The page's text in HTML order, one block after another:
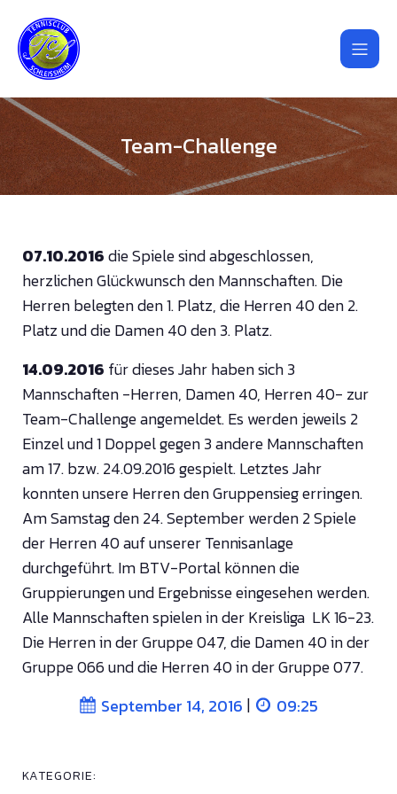
Team-Challenge
07.10.2016die Spiele sind abgeschlossen,
herzlichen Glückwunsch den Mannschaften. Die
Herren belegten den 1. Platz, die Herren 40 den 2.
Platz und die Damen 40 den 3. Platz.
14.09.2016 für dieses Jahr haben sich 3
Mannschaften -Herren, Damen 40, Herren 40- zur
Team-Challenge angemeldet. Es werden jeweils 2
Einzel und 1 Doppel gegen 3 andere Mannschaften
am 17. bzw. 24.09.2016 gespielt. Letztes Jahr
konnten unsere Herren den Gruppensieg erringen.
Am Samstag den 24. September werden 2 Spiele
der Herren 40 auf unserer Tennisanlage
durchgeführt. Im BTV-Portal können die
Gruppierungen und Ergebnisse eingesehen werden.
Alle Mannschaften spielen in der Kreisliga LK 16-23.
Die Herren in der Gruppe 047, die Damen 40 in der
Gruppe 066 und die Herren 40 in der Gruppe 077.
September 14, 2016 | 09:25
KATEGORIE: